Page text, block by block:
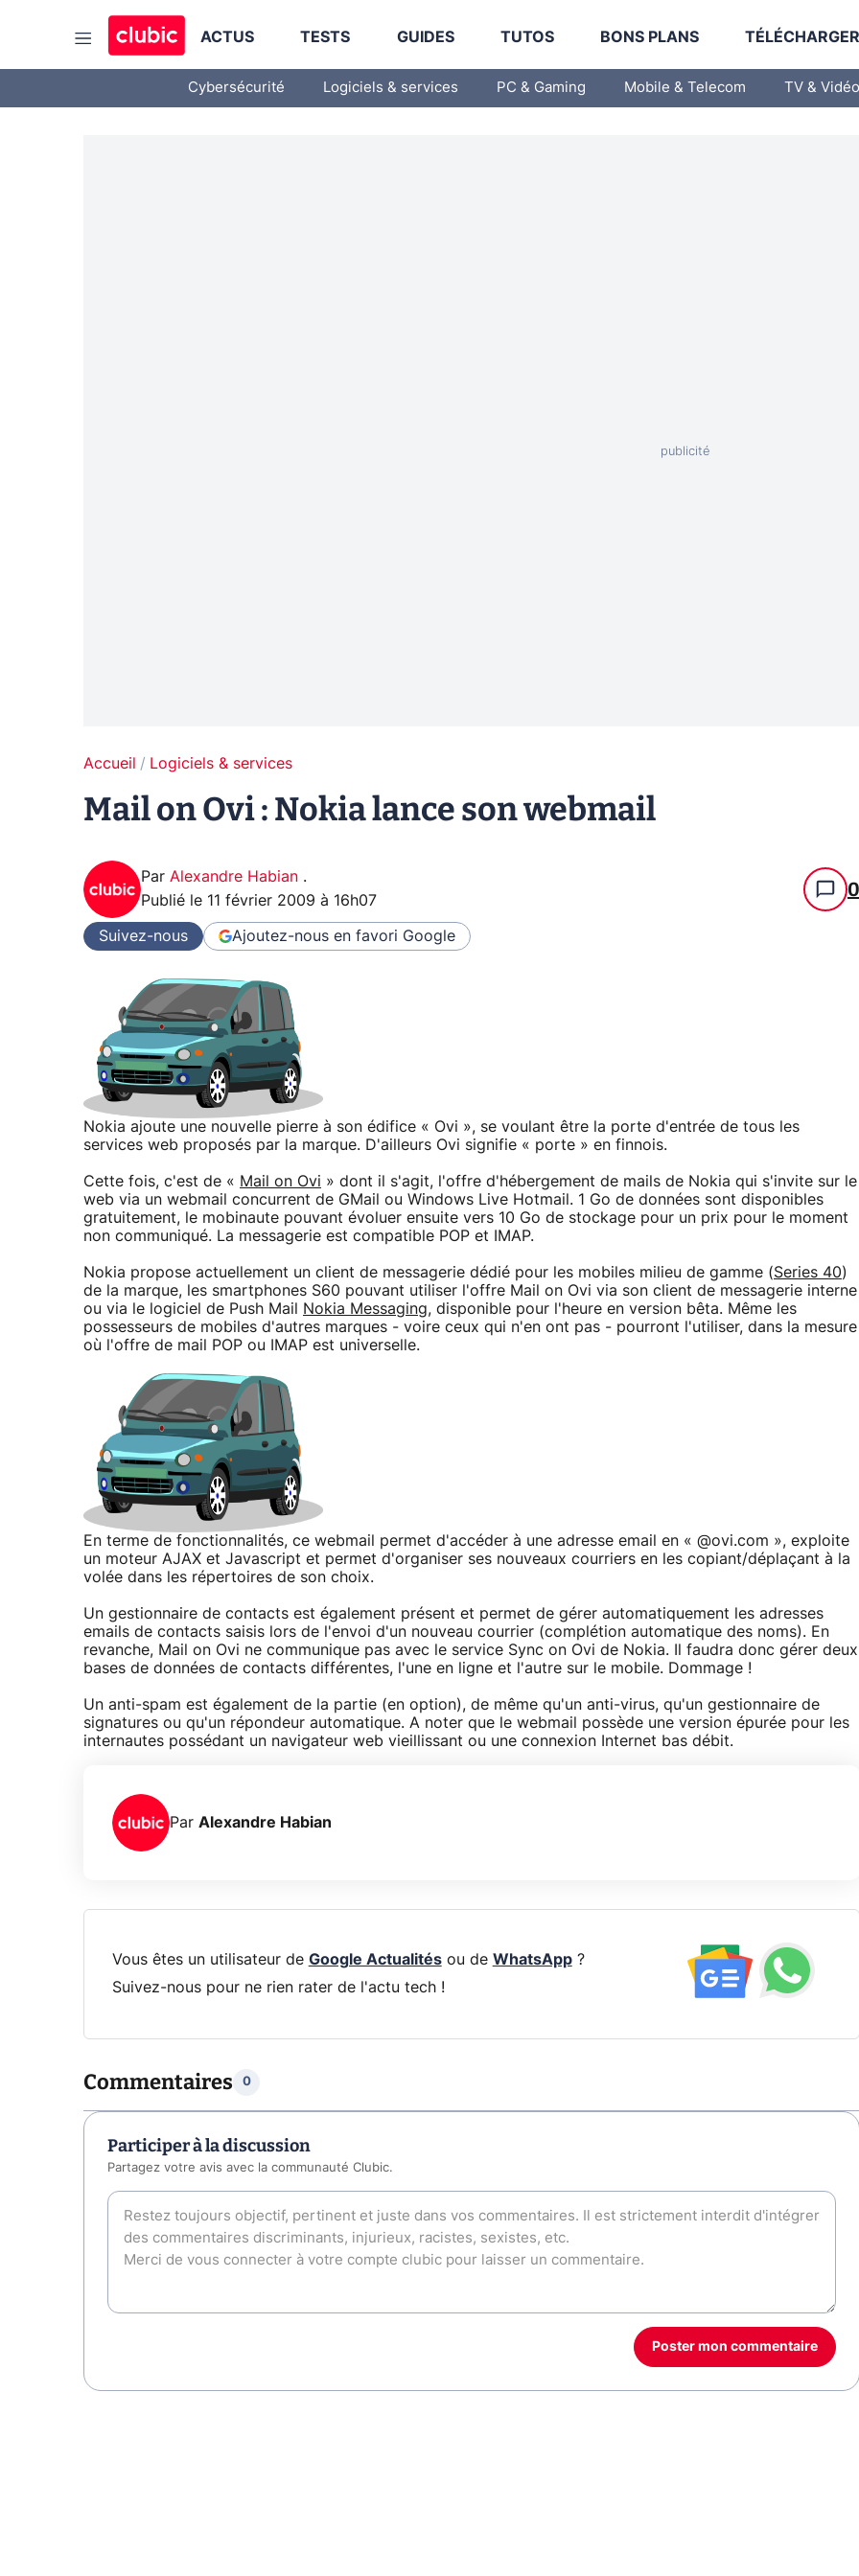
ACTUS TESTS GUIDES TUTOS BONS PLANS
Cybersécurité Logiciels & services PC & Gaming Mobile & Telecom TV & Vidéo
Accueil Logiciels & services
Mail on Ovi : Nokia lance son webmail
Par Alexandre Habian .
Publié le 11 février 2009 à 16h07 0
Suivez-nous Ajoutez-nous en favori Google
Nokia ajoute une nouvelle pierre à son édifice « Ovi », se voulant être la porte d'entrée de tous les
services web proposés par la marque. D'ailleurs Ovi signifie « porte » en finnois.
Cette fois, c'est de « Mail on Ovi » dont il s'agit, l'offre d'hébergement de mails de Nokia qui s'invite sur le
web via un webmail concurrent de GMail ou Windows Live Hotmail. 1 Go de données sont disponibles
gratuitement, le mobinaute pouvant évoluer ensuite vers 10 Go de stockage pour un prix pour le moment
non communiqué. La messagerie est compatible POP et IMAP.
Nokia propose actuellement un client de messagerie dédié pour les mobiles milieu de gamme (Series 40)
de la marque, les smartphones S60 pouvant utiliser l'offre Mail on Ovi via son client de messagerie interne
ou via le logiciel de Push Mail
Nokia Messaging, disponible pour l'heure en version bêta. Même les
possesseurs de mobiles d'autres marques - voire ceux qui n'en ont pas - pourront l'utiliser, dans la mesure
où l'offre de mail POP ou IMAP est universelle.
En terme de fonctionnalités, ce webmail permet d'accéder à une adresse email en « @ovi.com », exploite
un moteur AJAX et Javascript et permet d'organiser ses nouveaux courriers en les copiant/déplaçant à la
volée dans les répertoires de son choix.
Un gestionnaire de contacts est également présent et permet de gérer automatiquement les adresses
emails de contacts saisis lors de l'envoi d'un nouveau courrier (complétion automatique des noms). En
revanche, Mail on Ovi ne communique pas avec le service Sync on Ovi de Nokia. Il faudra donc gérer deux
bases de données de contacts différentes, l'une en ligne et l'autre sur le mobile. Dommage !
Un anti-spam est également de la partie (en option), de même qu'un anti-virus, qu'un gestionnaire de
signatures ou qu'un répondeur automatique. A noter que le webmail possède une version épurée pour les
internautes possédant un navigateur web vieillissant ou une connexion Internet bas débit.
Par Alexandre Habian
Vous êtes un utilisateur de Google Actualitésou de WhatsApp?
Suivez-nous pour ne rien rater de l'actu tech !
Commentaires 0
Participer à la discussion
Partagez votre avis avec la communauté Clubic.
Poster mon commentaire